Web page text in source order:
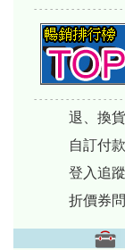
退、換
自訂付
登入追
折價券